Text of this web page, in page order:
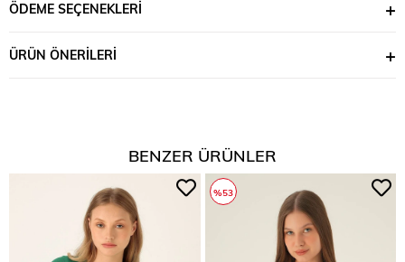
ÖDEME SEÇENEKLERI
ÜRÜN ÖNERILERI
BENZER ÜRÜNLER
%53